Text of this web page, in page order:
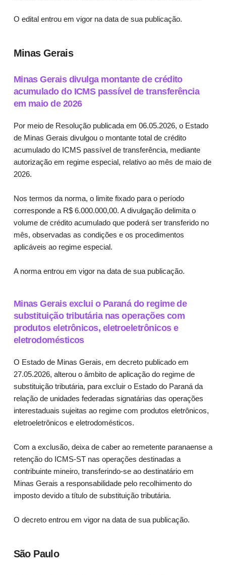
O edital entrou em vigor na data de sua publicação.
Minas Gerais
Minas Gerais divulga montante de crédito
acumulado do ICMS passível de transferência
em maio de 2026
Por meio de Resolução publicada em 06.05.2026, o Estado
de Minas Gerais divulgou o montante total de crédito
acumulado do ICMS passível de transferência, mediante
autorização em regime especial, relativo ao mês de maio de
2026.
Nos termos da norma, o limite fixado para o período
corresponde a R$ 6.000.000,00. A divulgação delimita o
volume de crédito acumulado que poderá ser transferido no
mês, observadas as condições e os procedimentos
aplicáveis ao regime especial.
A norma entrou em vigor na data de sua publicação.
Minas Gerais exclui o Paraná do regime de
substituição tributária nas operações com
produtos eletrônicos, eletroeletrônicos e
eletrodomésticos
O Estado de Minas Gerais, em decreto publicado em
27.05.2026, alterou o âmbito de aplicação do regime de
substituição tributária, para excluir o Estado do Paraná da
relação de unidades federadas signatárias das operações
interestaduais sujeitas ao regime com produtos eletrônicos,
eletroeletrônicos e eletrodomésticos.
Com a exclusão, deixa de caber ao remetente paranaense a
retenção do ICMS-ST nas operações destinadas a
contribuinte mineiro, transferindo-se ao destinatário em
Minas Gerais a responsabilidade pelo recolhimento do
imposto devido a título de substituição tributária.
O decreto entrou em vigor na data de sua publicação.
São Paulo